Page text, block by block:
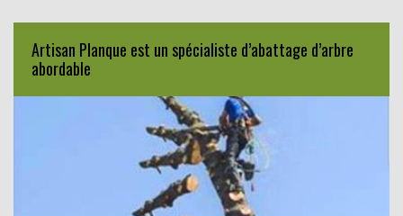
Artisan Planque est un spécialiste d’abattage d’arbre
abordable